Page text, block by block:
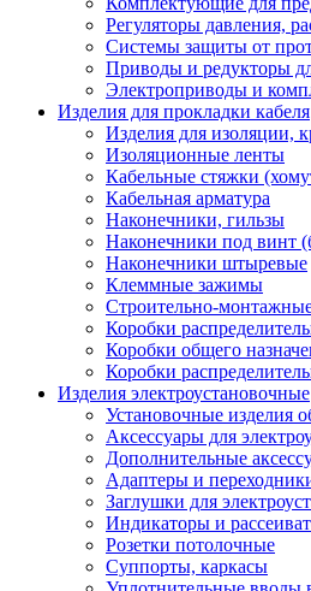
Регуляторы давления,
Системы защиты от
Приводы и редукторы
Электроприводы и
Изделия для прокладки кабеля
Изделия для изоляции,
Изоляционные ленты
Кабельные стяжки
Кабельная арматура
Наконечники, гильзы
Наконечники под винт
Наконечники штыревые
Клеммные зажимы
Строительно-
Коробки
Коробки общего
Коробки
Изделия электроустановочные
Установочные изделия
Аксессуары для
Дополнительные
Адаптеры и
Заглушки для
Индикаторы и
Розетки потолочные
Суппорты, каркасы